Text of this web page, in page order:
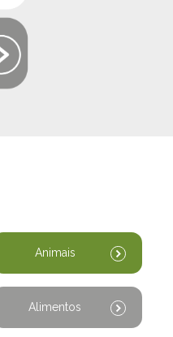
Animais
Alimentos